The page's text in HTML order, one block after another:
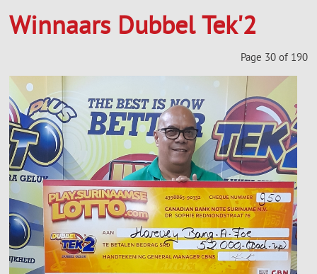
Winnaars Dubbel Tek'2
Page 30 of 190